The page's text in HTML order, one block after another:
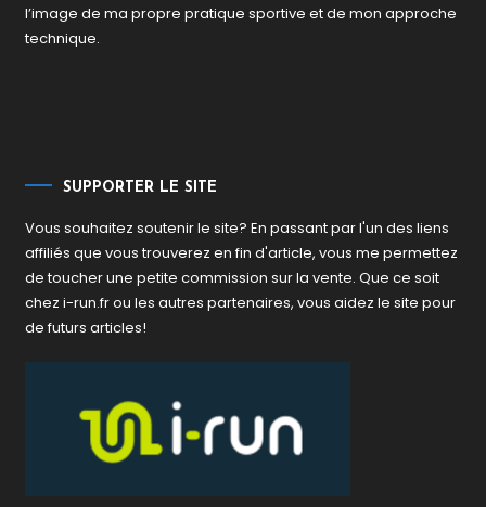
l’image de ma propre pratique sportive et de mon approche
technique.
SUPPORTER LE SITE
Vous souhaitez soutenir le site? En passant par l'un des liens
affiliés que vous trouverez en fin d'article, vous me permettez
de toucher une petite commission sur la vente. Que ce soit
chez i-run.fr ou les autres partenaires, vous aidez le site pour
de futurs articles!